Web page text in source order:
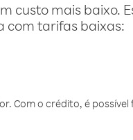
custo mais baixo.
com tarifas baixas:
Com o crédito, é